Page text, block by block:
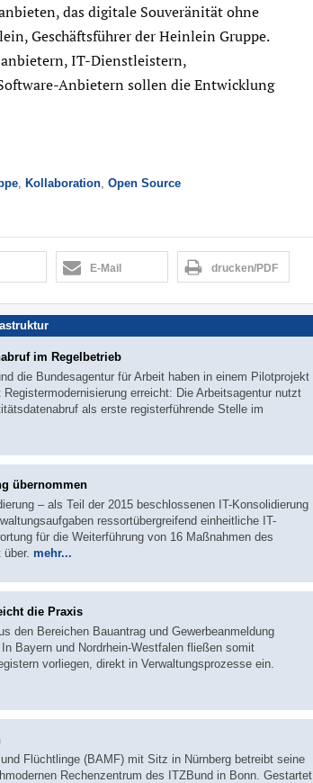
das digitale Souveränität ohne
Geschäftsführer der Heinlein Gruppe.
IT-Dienstleistern,
Anbietern sollen die Entwicklung
Kollaboration Open Source
E-Mail drucken/PDF
im Regelbetrieb
die Bundesagentur für Arbeit haben in einem Pilotprojekt
erreicht: Die Arbeitsagentur nutzt
als erste registerführende Stelle im
übernommen
– als Teil der 2015 beschlossenen IT-Konsolidierung
ressortübergreifend einheitliche IT-
für die Weiterführung von 16 Maßnahmen des
mehr...
die Praxis
den Bereichen Bauantrag und Gewerbeanmeldung
Bayern und Nordrhein-Westfalen fließen somit
vorliegen, direkt in Verwaltungsprozesse ein.
Flüchtlinge (BAMF) mit Sitz in Nürnberg betreibt seine
Rechenzentrum des ITZBund in Bonn. Gestartet